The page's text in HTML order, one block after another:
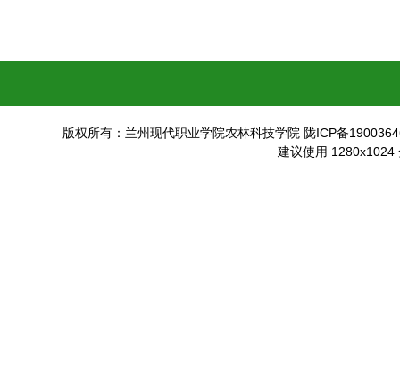
版权所有：兰州现代职业学院农林科技学院 陇ICP备
建议使用